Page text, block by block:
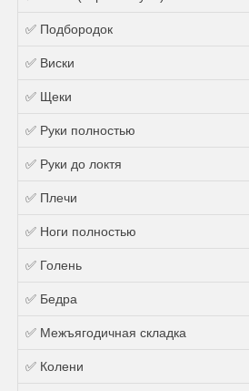
✅ Подбородок
✅ Виски
✅ Щеки
✅ Руки полностью
✅ Руки до локтя
✅ Плечи
✅ Ноги полностью
✅ Голень
✅ Бедра
✅ Межъягодичная складка
✅ Колени